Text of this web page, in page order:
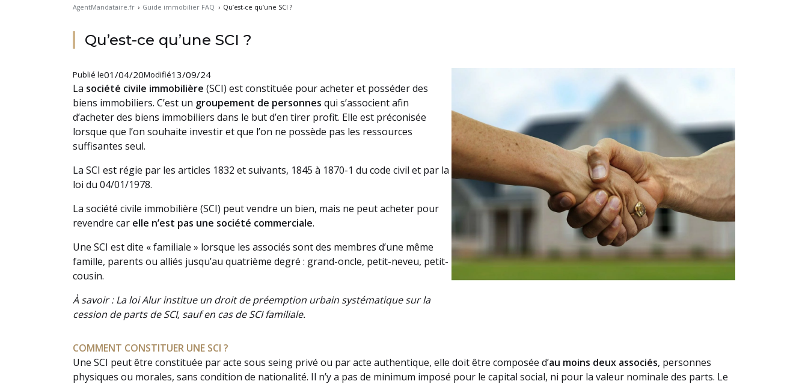
AgentMandataire.fr › Guide immobilier FAQ › Qu’est-ce qu’une SCI ?
Qu’est-ce qu’une SCI ?
Publié le01/04/20Modifié13/09/24
La société civile immobilière (SCI) est constituée pour acheter et posséder des
biens immobiliers. C’est un groupement de personnes qui s’associent afin
d’acheter des biens immobiliers dans le but d’en tirer profit. Elle est préconisée
lorsque que l’on souhaite investir et que l’on ne possède pas les ressources
suffisantes seul.
La SCI est régie par les articles 1832 et suivants, 1845 à 1870-1 du code civil et par la
loi du 04/01/1978.
La société civile immobilière (SCI) peut vendre un bien, mais ne peut acheter pour
revendre car elle n’est pas une société commerciale.
Une SCI est dite « familiale » lorsque les associés sont des membres d’une même
famille, parents ou alliés jusqu’au quatrième degré : grand-oncle, petit-neveu, petit-
cousin.
À savoir : La loi Alur institue un droit de préemption urbain systématique sur la
cession de parts de SCI, sauf en cas de SCI familiale.
COMMENT CONSTITUER UNE SCI ?
Une SCI peut être constituée par acte sous seing privé ou par acte authentique, elle doit être composée d’au moins deux associés, personnes
physiques ou morales, sans condition de nationalité. Il n’y a pas de minimum imposé pour le capital social, ni pour la valeur nominale des parts. Le